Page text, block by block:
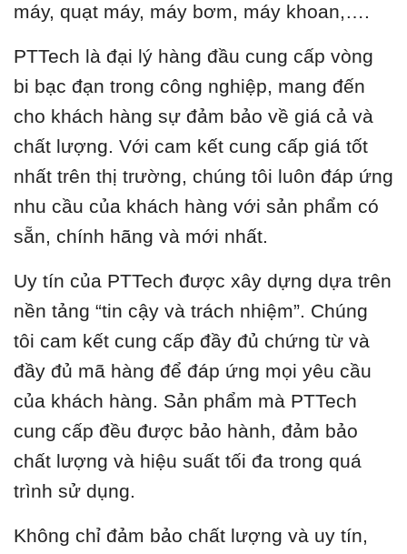
máy, quạt máy, máy bơm, máy khoan,….
PTTech là đại lý hàng đầu cung cấp vòng
bi bạc đạn trong công nghiệp, mang đến
cho khách hàng sự đảm bảo về giá cả và
chất lượng. Với cam kết cung cấp giá tốt
nhất trên thị trường, chúng tôi luôn đáp ứng
nhu cầu của khách hàng với sản phẩm có
sẵn, chính hãng và mới nhất.
Uy tín của PTTech được xây dựng dựa trên
nền tảng “tin cậy và trách nhiệm”. Chúng
tôi cam kết cung cấp đầy đủ chứng từ và
đầy đủ mã hàng để đáp ứng mọi yêu cầu
của khách hàng. Sản phẩm mà PTTech
cung cấp đều được bảo hành, đảm bảo
chất lượng và hiệu suất tối đa trong quá
trình sử dụng.
Không chỉ đảm bảo chất lượng và uy tín,